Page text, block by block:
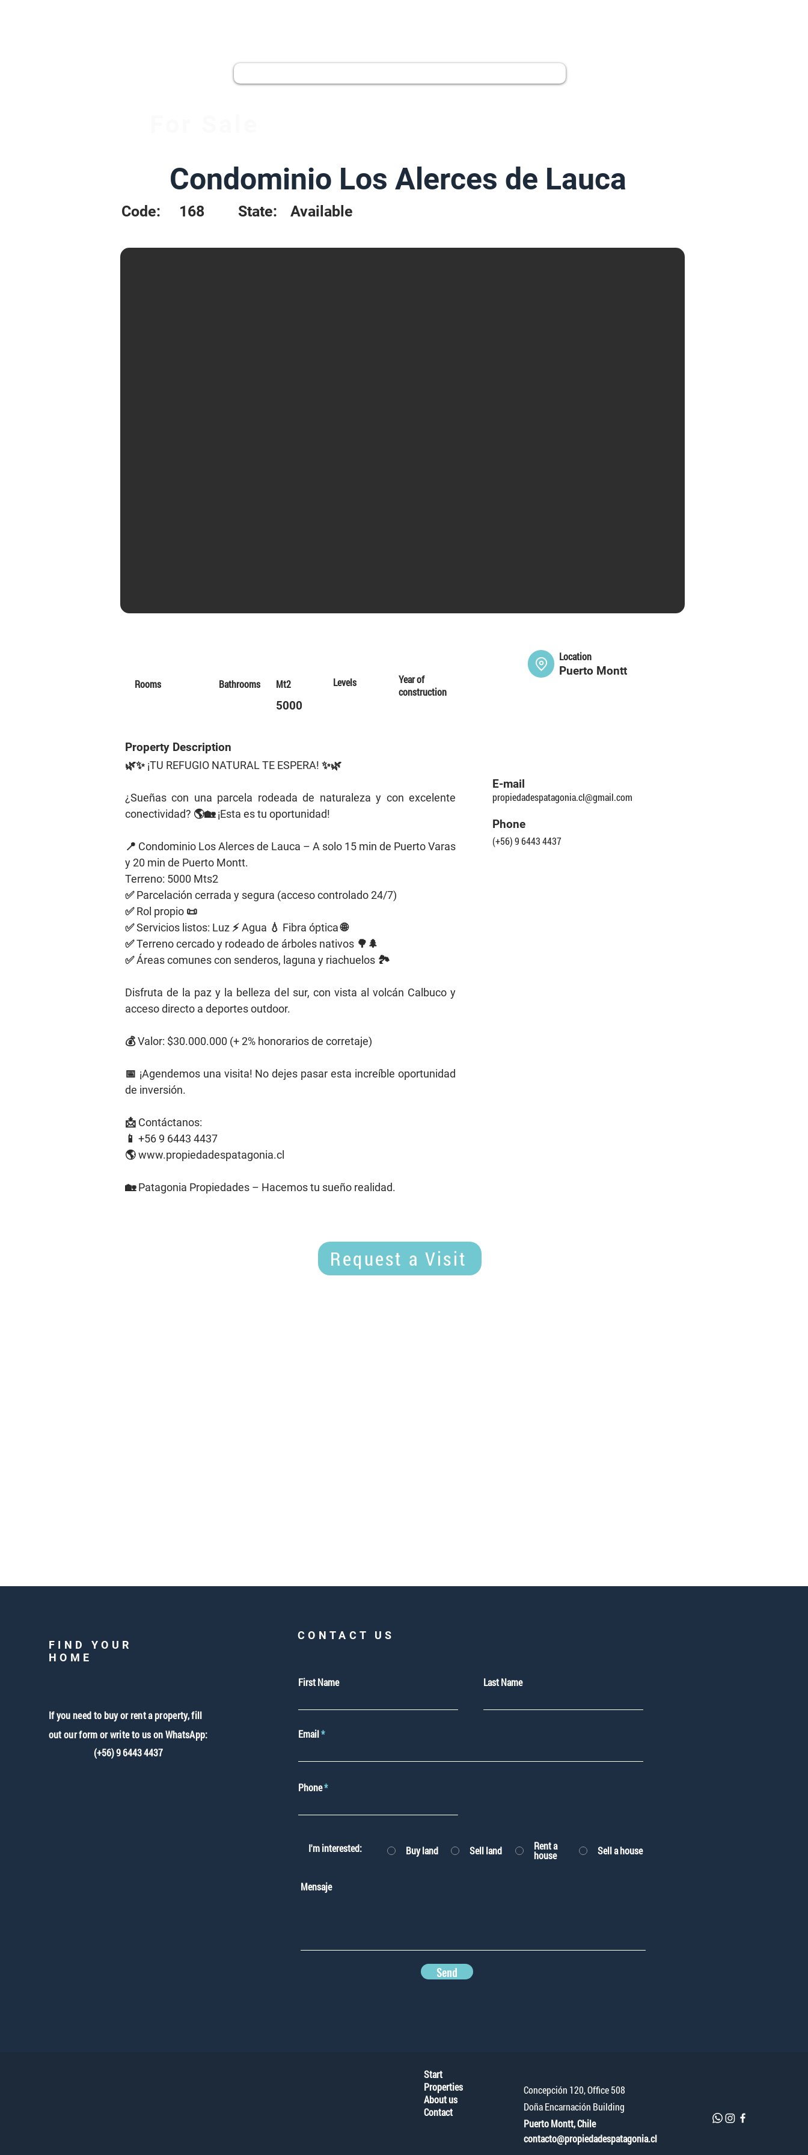
Condominio Los Alerces de Lauca
Code: 168 State: Available
Rooms Bathrooms Mt2
5000
Levels
Year of
construction
Location
Puerto Montt
Property Description
🌿✨ ¡TU REFUGIO NATURAL TE ESPERA! ✨🌿
¿Sueñas con una parcela rodeada de naturaleza y con excelente
conectividad? 🌎🏡 ¡Esta es tu oportunidad!
📍 Condominio Los Alerces de Lauca – A solo 15 min de Puerto Varas
y 20 min de Puerto Montt.
Terreno: 5000 Mts2
✅ Parcelación cerrada y segura (acceso controlado 24/7)
✅ Rol propio 📜
✅ Servicios listos: Luz ⚡ Agua 💧 Fibra óptica 🌐
✅ Terreno cercado y rodeado de árboles nativos 🌳🌲
✅ Áreas comunes con senderos, laguna y riachuelos 🏞️
Disfruta de la paz y la belleza del sur, con vista al volcán Calbuco y
acceso directo a deportes outdoor.
💰 Valor: $30.000.000 (+ 2% honorarios de corretaje)
📅 ¡Agendemos una visita! No dejes pasar esta increíble oportunidad
de inversión.
📩 Contáctanos:
📱 +56 9 6443 4437
🌎www.propiedadespatagonia.cl
🏡 Patagonia Propiedades – Hacemos tu sueño realidad.
E-mail
propiedadespatagonia.cl@gmail.com
Phone
(+56) 9 6443 4437
Request a Visit
FIND YOUR
HOME
If you need to buy or rent a property, fill
out our form or write to us on WhatsApp:
(+56) 9 6443 4437
CONTACT US
First Name Last Name
Email
Phone
I'm interested: Buy land Sell land Rent a
house Sell a house
Mensaje
Send
Start
Properties
About us
Contact
Concepción 120, Office 508
Doña Encarnación Building
Puerto Montt, Chile
contacto@propiedadespatagonia.cl